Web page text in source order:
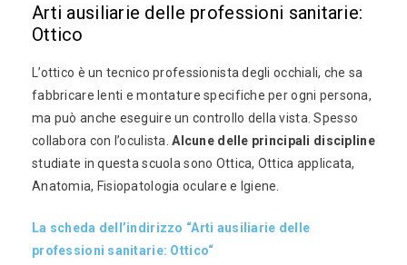
Arti ausiliarie delle professioni sanitarie:
Ottico
L’ottico è un tecnico professionista degli occhiali, che sa
fabbricare lenti e montature specifiche per ogni persona,
ma può anche eseguire un controllo della vista. Spesso
collabora con l’oculista.Alcune delle principali discipline
studiate in questa scuola sono Ottica, Ottica applicata,
Anatomia, Fisiopatologia oculare e Igiene.
La scheda dell’indirizzo “Arti ausiliarie delle
professioni sanitarie: Ottico“